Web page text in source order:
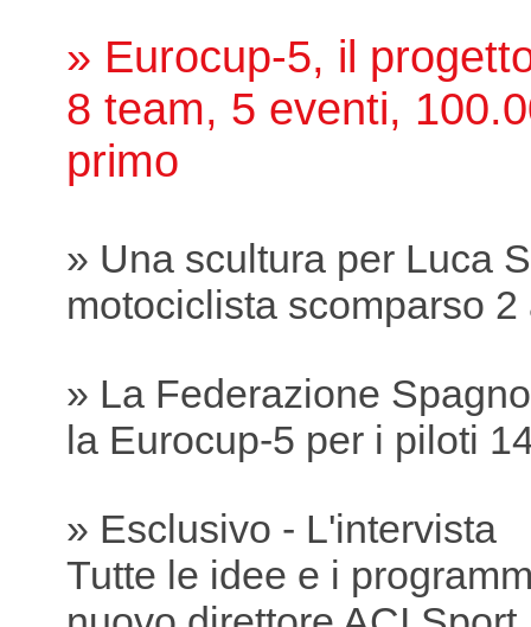
» Eurocup-5, il
8 team, 5 eventi,
primo
» Una scultura per Luca
motociclista scomparso 2
» La Federazione
la Eurocup-5 per i piloti
» Esclusivo - L'intervista
Tutte le idee e i